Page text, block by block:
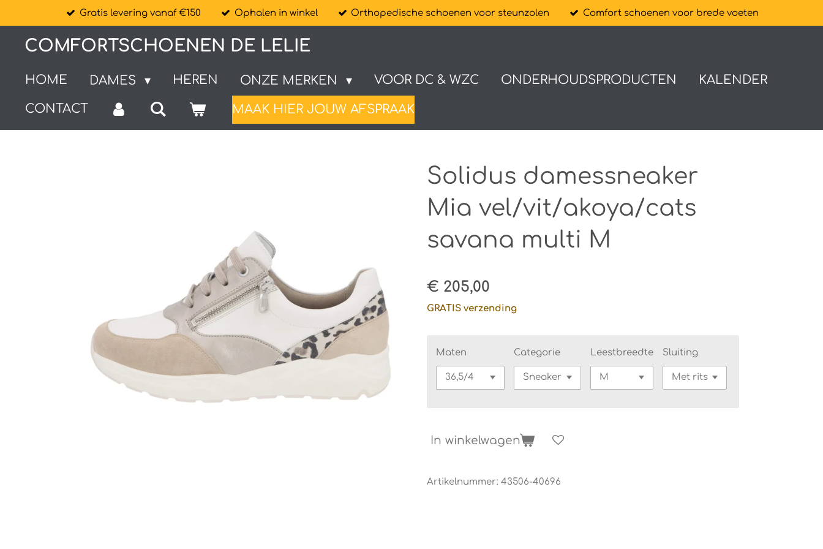
hoofdinhoud
Gratis levering vanaf €150 Ophalen in winkel Orthopedische schoenen voor steunzolen Comfort schoenen voor brede voeten
COMFORTSCHOENEN DE LELIE
HOME DAMES HEREN ONZE MERKEN VOOR DC & WZC ONDERHOUDSPRODUCTEN KALENDER
CONTACT MAAK HIER JOUW AFSPRAAK
Solidus damessneaker
Mia vel/vit/akoya/cats
savana multi M
€ 205,00
GRATIS verzending
Maten Categorie Leestbreedte Sluiting
In winkelwagen
Artikelnummer: 43506-40696